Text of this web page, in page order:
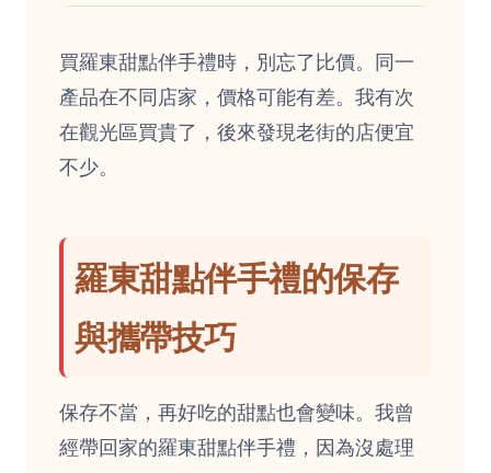
買羅東甜點伴手禮時，別忘了比價。同一
產品在不同店家，價格可能有差。我有次
在觀光區買貴了，後來發現老街的店便宜
不少。
羅東甜點伴手禮的保存
與攜帶技巧
保存不當，再好吃的甜點也會變味。我曾
經帶回家的羅東甜點伴手禮，因為沒處理